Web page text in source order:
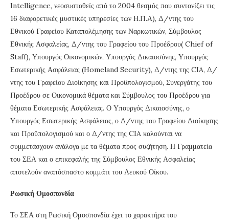
Intelligence, νεοσυσταθείς από το 2004 θεσμός που συντονίζει τις
16 διαφορετικές μυστικές υπηρεσίες των Η.Π.Α), Δ/ντης του
Εθνικού Γραφείου Καταπολέμησης των Ναρκωτικών, Σύμβουλος
Εθνικής Ασφαλείας, Δ/ντης του Γραφείου του Προέδρου( Chief of
Staff), Υπουργός Οικονομικών, Υπουργός Δικαιοσύνης, Υπουργός
Εσωτερικής Ασφάλειας (Homeland Security), Δ/ντης της CIA, Δ/
ντης του Γραφείου Διοίκησης και Προϋπολογισμού, Συνεργάτης του
Προέδρου σε Οικονομικά θέματα και Σύμβουλος του Προέδρου για
θέματα Εσωτερικής Ασφάλειας. Ο Υπουργός Δικαιοσύνης, ο
Υπουργός Εσωτερικής Ασφάλειας, ο Δ/ντης του Γραφείου Διοίκησης
και Προϋπολογισμού και ο Δ/ντης της CIA καλούνται να
συμμετάσχουν ανάλογα με τα θέματα προς συζήτηση. Η Γραμματεία
του ΣΕΑ και ο επικεφαλής της Σύμβουλος Εθνικής Ασφαλείας
αποτελούν αναπόσπαστο κομμάτι του Λευκού Οίκου.
Ρωσική Ομοσπονδία
Το ΣΕΑ στη Ρωσική Ομοσπονδία έχει το χαρακτήρα του